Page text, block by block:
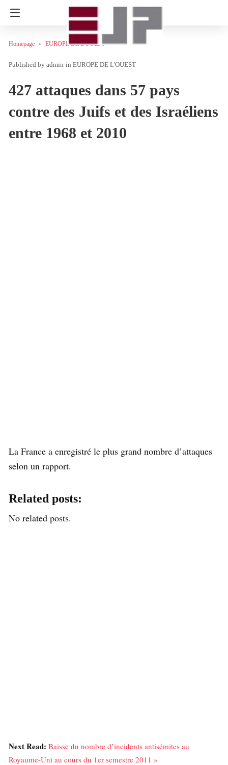
Homepage EUROPE DE L'OUEST
admin in EUROPE DE L'OUEST
427 attaques dans 57 pays
contre des Juifs et des Israéliens
entre 1968 et 2010
La France a enregistré le plus grand nombre d’attaques
selon un rapport.
Related posts:
No related posts.
Next Read: Baisse du nombre d’incidents antisémites au
Royaume-Uni au cours du 1er semestre 2011 »